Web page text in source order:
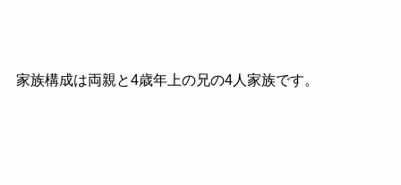
家族構成は両親と4歳年上の兄の4人家族です。